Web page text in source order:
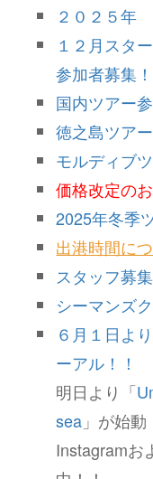
２０２５年
１２月スタ
参加者募集！
国内ツアー
徳之島ツア
モルディブ
価格改定の
2025年冬季
出港時間に
スタッフ募
シーマンズ
６月１日よ
ーアル！！
明日より「
sea 」が始動
Instagramお